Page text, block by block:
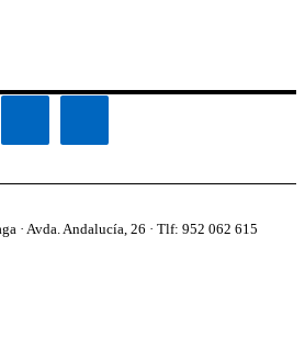
· Avda. Andalucía, 26 · Tlf: 952 062 615